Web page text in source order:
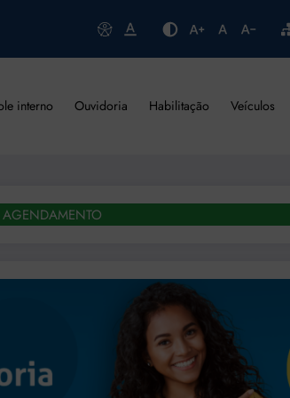
interno Ouvidoria Habilitação Veículos
AGENDAMENTO